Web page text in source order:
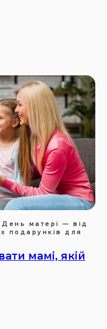
матері — від
подарунків для
мамі, якій